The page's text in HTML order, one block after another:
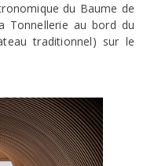
du Baume de
Tonnellerie au bord du
traditionnel) sur le